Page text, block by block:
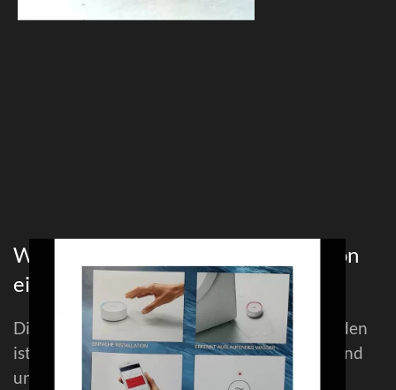
Was sind die häufigsten Ursachen von
einem Wasserschaden?
Die häufigste Ursache für einen Wasserschaden
ist der klassische Rohrbruch. Des weiteren sind
undicht gewordene Wasser- oder Heizungs-